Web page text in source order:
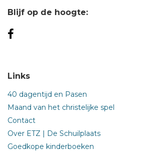
Blijf op de hoogte:
Links
40 dagentijd en Pasen
Maand van het christelijke spel
Contact
Over ETZ | De Schuilplaats
Goedkope kinderboeken